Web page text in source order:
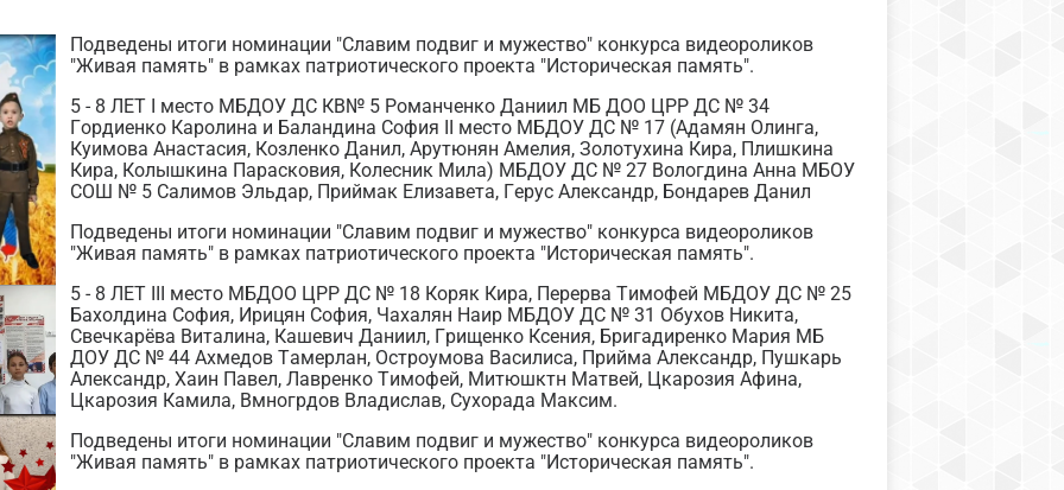
Подведены итоги номинации "Славим подвиг и мужество" конкурса видеороликов
"Живая память" в рамках патриотического проекта "Историческая память".
5 - 8 ЛЕТ I место МБДОУ ДС КВ№ 5 Романченко Даниил МБ ДОО ЦРР ДС № 34
Гордиенко Каролина и Баландина София II место МБДОУ ДС № 17 (Адамян Олинга,
Куимова Анастасия, Козленко Данил, Арутюнян Амелия, Золотухина Кира, Плишкина
Кира, Колышкина Парасковия, Колесник Мила) МБДОУ ДС № 27 Вологдина Анна МБОУ
СОШ № 5 Салимов Эльдар, Приймак Елизавета, Герус Александр, Бондарев Данил
Подведены итоги номинации "Славим подвиг и мужество" конкурса видеороликов
"Живая память" в рамках патриотического проекта "Историческая память".
5 - 8 ЛЕТ III место МБДОО ЦРР ДС № 18 Коряк Кира, Перерва Тимофей МБДОУ ДС № 25
Бахолдина София, Ирицян София, Чахалян Наир МБДОУ ДС № 31 Обухов Никита,
Свечкарёва Виталина, Кашевич Даниил, Грищенко Ксения, Бригадиренко Мария МБ
ДОУ ДС № 44 Ахмедов Тамерлан, Остроумова Василиса, Прийма Александр, Пушкарь
Александр, Хаин Павел, Лавренко Тимофей, Митюшктн Матвей, Цкарозия Афина,
Цкарозия Камила, Вмногрдов Владислав, Сухорада Максим.
Подведены итоги номинации "Славим подвиг и мужество" конкурса видеороликов
"Живая память" в рамках патриотического проекта "Историческая память".